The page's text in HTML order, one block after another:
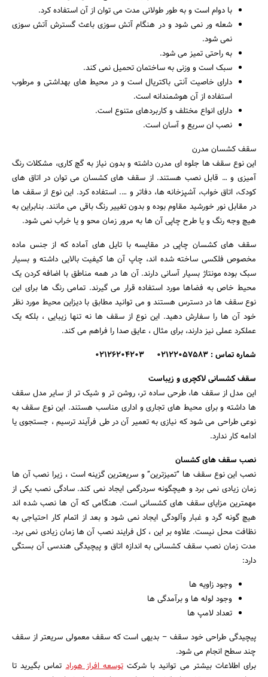
با دوام است و به طور طولانی مدت می توان از آن استفاده کرد.
شعله ور نمی شود و در هنگام آتش سوزی باعث گسترش آتش سوزی
نمی شود.
به راحتی تمیز می شود.
سبک است و وزنی به ساختمان تحمیل نمی کند.
دارای خاصیت آنتی باکتریال است و در محیط های بهداشتی و مرطوب
استفاده از آن هوشمندانه است.
دارای انواع مختلف و کاربردهای متنوع است.
نصب ان سریع و آسان است.
سقف کشسان مدرن
این نوع سقف ها جلوه ای مدرن داشته و بدون نیاز به گچ کاری، مشکلات رنگ
آمیزی و … قابل نصب هستند. از سقف های کشسان می توان در اتاق های
کودک، اتاق خواب، آشپزخانه ها، دفاتر و …. استفاده کرد. این نوع از سقف ها
در مقابل نور خورشید مقاوم بوده و بدون تغییر رنگ باقی می مانند. بنابراین به
هیچ وجه رنگ و یا طرح چاپی آن ها به مرور زمان محو و یا خراب نمی شود.
سقف های کشسان چاپی در مقایسه با تایل های آماده که از جنس ماده
مخصوص فلکسی ساخته شده اند، چاپ آن ها کیفیت بالایی داشته و بسیار
سبک بوده مونتاژ بسیار آسانی دارند. آن ها در همه مناطق با اضافه کردن یک
محیط خاص به فضاها مورد استفاده قرار می گیرند. تمامی رنگ ها برای این
نوع سقف ها در دسترس هستند و می توانید مطابق با دیزاین محیط مورد نظر
خود آن ها را سفارش دهید. این نوع از سقف ها نه تنها زیبایی ، بلکه یک
عملکرد عملی نیز دارند، برای مثال ، عایق صدا را فراهم می کند.
شماره تماس : 02122057583 02126204203
سقف کشسانی لاکچری و زیباست
این مدل از سقف ها، طرحی ساده تر، روشن تر و شیک تر از سایر مدل سقف
ها داشته و برای محیط های تجاری و اداری مناسب هستند. این نوع سقف به
نوعی طراحی می شود که نیازی به تعمیر آن در طی فرآیند ترسیم ، جستجوی یا
ادامه کار ندارد.
نصب سقف های کشسان
نصب این نوع سقف ها “تمیزترین” و سریعترین گزینه است ، زیرا نصب آن ها
زمان زیادی نمی برد و هیچگونه سردرگمی ایجاد نمی کند. سادگی نصب یکی از
مهمترین مزایای سقف های کشسانی است. هنگامی که آن ها نصب شده اند
هیچ گونه گرد و غبار وآلودگی ایجاد نمی شود و بعد از اتمام کار احتیاجی به
نظافت محل نیست. علاوه بر این ، کل فرایند نصب آن ها زمان زیادی نمی برد.
مدت زمان نصب سقف کشسانی به اندازه اتاق و پیچیدگی هندسی آن بستگی
دارد:
وجود زاویه ها
وجود لوله ها و برآمدگی ها
تعداد لامپ ها
پیچیدگی طراحی خود سقف – بدیهی است که سقف معمولی سریعتر از سقف
چند سطح انجام می شود.
برای اطلاعات بیشتر می توانید با شرکتتوسعه افراز هورادتماس بگیرید تا